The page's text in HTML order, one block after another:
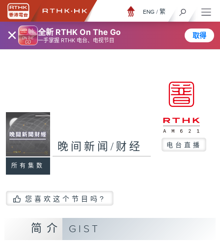
× 全新 RTHK On The Go
一手掌握 RTHK 电台、电视节目
取得
ENG / 繁
所有集数
晚间新闻/财经 电台直播
您喜欢这个节目吗?
简介 GIST